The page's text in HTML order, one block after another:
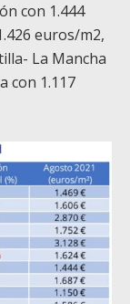
con 1.444
euros/m2,
La Mancha
con 1.117